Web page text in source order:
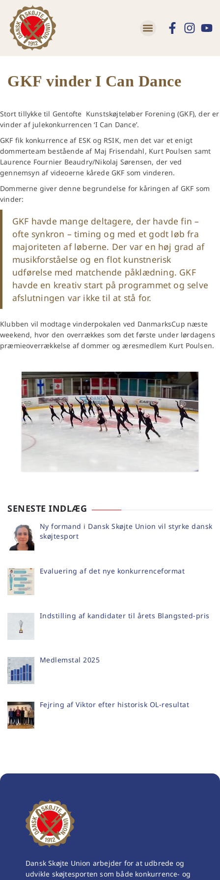
GKF vinder I Can Dance
Stort tillykke til Gentofte Kunstskøjteløber Forening (GKF), der er
vinder af julekonkurrencen ‘I Can Dance’.
GKF fik konkurrence af ESK og RSIK, men det var et enigt
dommerteam bestående af Maj Frisendahl, Kurt Poulsen samt
Laurence Fournier Beaudry/Nikolaj Sørensen, der ved
gennemsyn af videoerne kårede GKF som vinderen.
Dommerne giver denne begrundelse for kåringen af GKF som
vinder:
GKF havde mange deltagere, der havde fin –
ofte synkron – timing og med et godt løb fra
majoriteten af løberne. Der var en høj grad af
musikforståelse og en flot kunstnerisk
udførelse med matchende påklædning. GKF
havde en kreativ start på programmet og selve
afslutningen var ikke til at stå for.
Klubben vil modtage vinderpokalen ved DanmarksCup næste
weekend, hvor den overrækkes som det første under lørdagens
præmieoverrækkelse af dommer og æresmedlem Kurt Poulsen.
SENESTE INDLÆG
Ny formand i Dansk Skøjte Union vil styrke dansk
skøjtesport
Evaluering af det nye konkurrenceformat
Indstilling af kandidater til årets Blangsted-pris
Medlemstal 2025
Fejring af Viktor efter historisk OL-resultat
Dansk Skøjte Union arbejder for at udbrede og
udvikle skøjtesporten som både konkurrence- og